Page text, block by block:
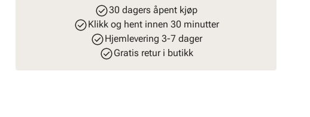
30 dagers åpent kjøp
Klikk og hent innen 30 minutter
Hjemlevering 3-7 dager
Gratis retur i butikk